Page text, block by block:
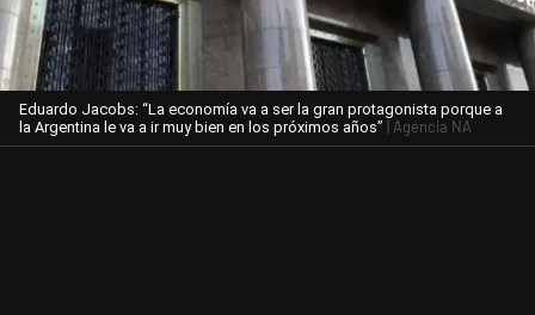
Eduardo Jacobs: “La economía va a ser la gran protagonista porque a
la Argentina le va a ir muy bien en los próximos años” | Agencia NA